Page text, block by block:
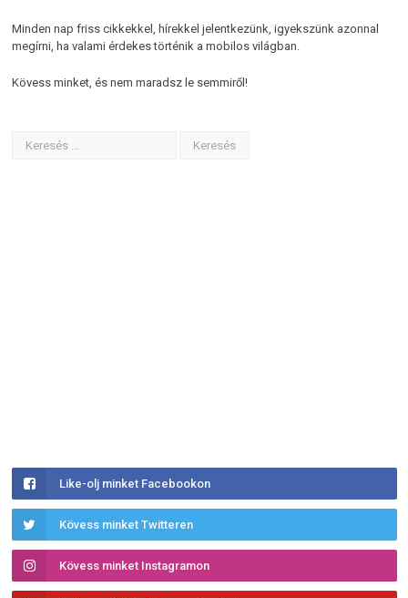
Minden nap friss cikkekkel, hírekkel jelentkezünk, igyekszünk azonnal
megírni, ha valami érdekes történik a mobilos világban.
Kövess minket, és nem maradsz le semmiről!
Like-olj minket Facebookon
Kövess minket Twitteren
Kövess minket Instagramon